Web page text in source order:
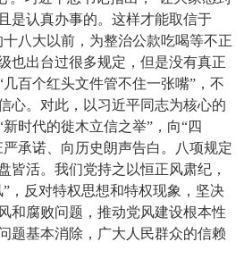
是认真办事的。这样才能取信于
八大以前，为整治公款吃喝等不正
也出台过很多规定，但是没有真正
百个红头文件管不住一张嘴”，不
心。对此，以习近平同志为核心的
时代的徙木立信之举”，向“四
承诺、向历史朗声告白。八项规定
皆活。我们党持之以恒正风肃纪，
，反对特权思想和特权现象，坚决
和腐败问题，推动党风建设根本性
题基本消除，广大人民群众的信赖